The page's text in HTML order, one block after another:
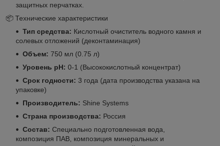
защитных перчатках.
📦 Технические характеристики
Тип средства: Кислотный очиститель водного камня и
солевых отложений (деконтаминация)
Объем: 750 мл (0.75 л)
Уровень pH: 0-1 (Высококислотный концентрат)
Срок годности: 3 года (дата производства указана на
упаковке)
Производитель: Shine Systems
Страна производства: Россия
Состав: Специально подготовленная вода,
композиция ПАВ, композиция минеральных и